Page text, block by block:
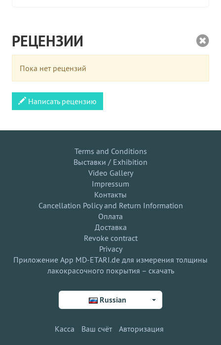
РЕЦЕНЗИИ
Пока нет рецензий
Написать рецензию
Terms and Conditions
Выставки / Exhibition
Video Gallery
Impressum
Контакты
Cancellation Policy and Return Information
Оплата
Доставка
Revoke contract
Privacy
Приложение App MD-ETARI.de для измерения толщины
лакокрасочного покрытия – скачать
Russian
Касса Ваш счёт Авторизация